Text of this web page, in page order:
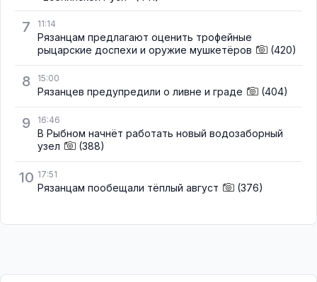
7 11:14
Рязанцам предлагают оценить трофейные
рыцарские доспехи и оружие мушкетёров
(420)
8 15:00
Рязанцев предупредили о ливне и граде (404)
9 16:46
В Рыбном начнёт работать новый водозаборный
узел
(388)
10 17:51
Рязанцам пообещали тёплый август (376)